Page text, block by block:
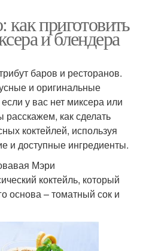
как приготовить
и блендера
баров и ресторанов.
и оригинальные
у вас нет миксера или
расскажем, как сделать
коктейлей, используя
и доступные ингредиенты.
Мэри
коктейль, который
основа – томатный сок и